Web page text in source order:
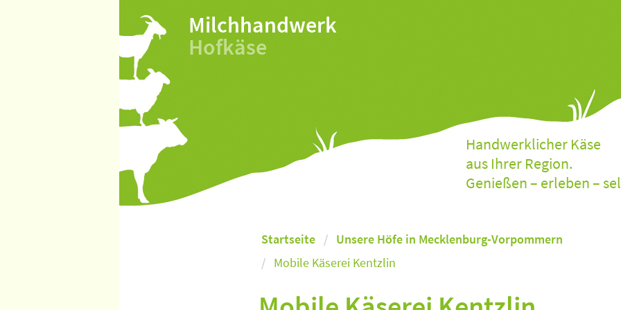
Milchhandwerk
Hofkäse
Handwerklicher Käse
aus Ihrer Region.
Genießen – erleben –
Startseite
Unsere Höfe in Mecklenburg-Vorpommern
Mobile Käserei Kentzlin